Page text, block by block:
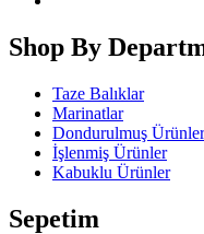
Shop By
Taze Balıklar
Marinatlar
Dondurulmuş Ürünler
İşlenmiş Ürünler
Kabuklu Ürünler
Sepetim